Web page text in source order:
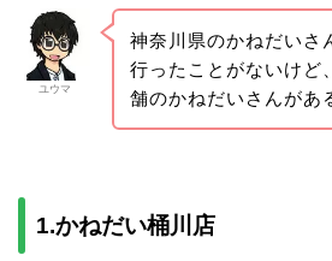
ユウマ
神奈川県のかねだいさ
行ったことがないけど
舗のかねだいさんがあ
1.かねだい桶川店